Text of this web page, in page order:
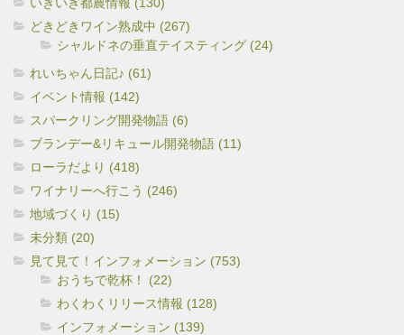
どきどきワイン熟成中 (267)
シャルドネの垂直テイスティング (24)
れいちゃん日記♪ (61)
イベント情報 (142)
スパークリング開発物語 (6)
ブランデー&リキュール開発物語 (11)
ローラだより (418)
ワイナリーへ行こう (246)
地域づくり (15)
未分類 (20)
見て見て！インフォメーション (753)
おうちで乾杯！ (22)
わくわくリリース情報 (128)
インフォメーション (139)